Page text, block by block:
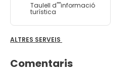
Taulell d''''informació
turística
ALTRES SERVEIS
Comentaris